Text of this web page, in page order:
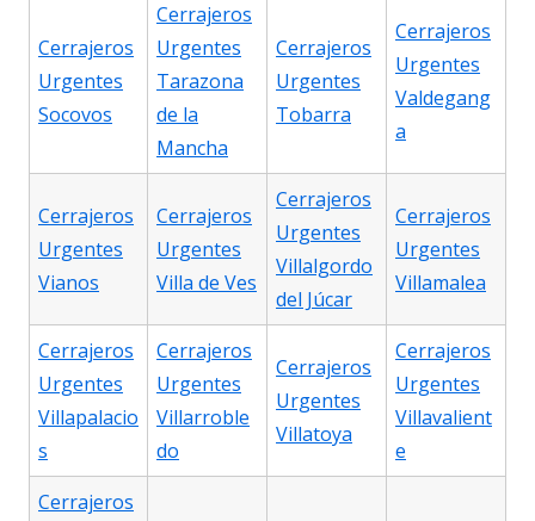
Cerrajeros
Urgentes
Socovos
Cerrajeros
Urgentes
Tarazona
de la
Mancha
Cerrajeros
Urgentes
Tobarra
Cerrajeros
Urgentes
Valdegang
a
Cerrajeros
Urgentes
Vianos
Cerrajeros
Urgentes
Villa de Ves
Cerrajeros
Urgentes
Villalgordo
del Júcar
Cerrajeros
Urgentes
Villamalea
Cerrajeros
Urgentes
Villapalacio
s
Cerrajeros
Urgentes
Villarroble
do
Cerrajeros
Urgentes
Villatoya
Cerrajeros
Urgentes
Villavalient
e
Cerrajeros